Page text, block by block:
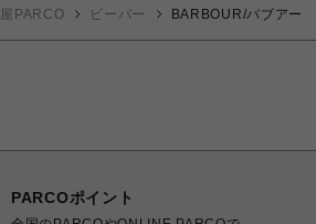
PARCO ビーバー BARBOUR/バブアー
PARCOポイント